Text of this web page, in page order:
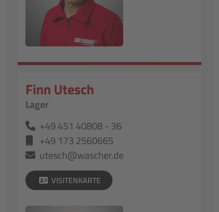
Finn Utesch
Lager
+49 451 40808 - 36
+49 173 2560665
utesch@wascher.de
VISITENKARTE